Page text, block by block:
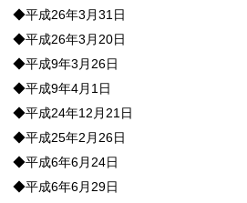
◆平成26年3月31日
◆平成26年3月20日
◆平成9年3月26日
◆平成9年4月1日
◆平成24年12月21日
◆平成25年2月26日
◆平成6年6月24日
◆平成6年6月29日